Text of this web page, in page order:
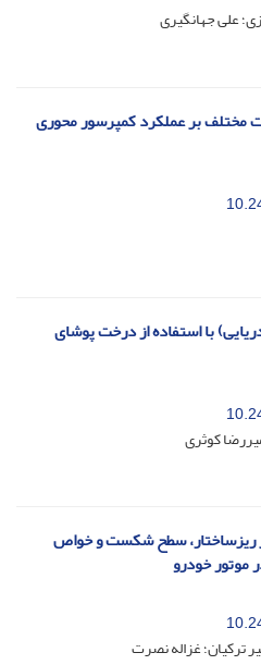
علی جهانگیری
مختلف بر عملکرد کمپرسور محوری
با استفاده از درخت پوشای
کوثری
ریزساختار، سطح شکست و خواص
موتور خودرو
ترکیان؛ غزاله نصرت